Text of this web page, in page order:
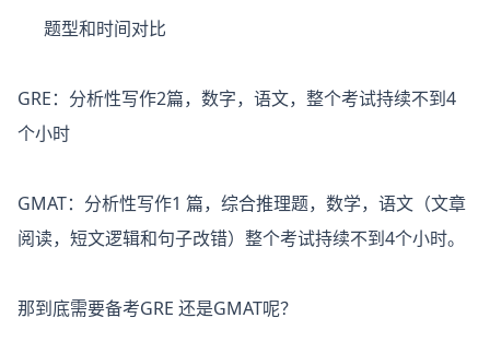
题型和时间对比
GRE：分析性写作2篇，数字，语文，整个考试持续不到4
个小时
GMAT：分析性写作1 篇，综合推理题，数学，语文（文章
阅读，短文逻辑和句子改错）整个考试持续不到4个小时。
那到底需要备考GRE 还是GMAT呢？